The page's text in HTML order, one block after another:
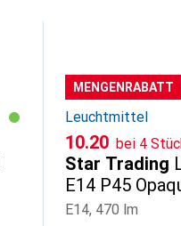
MENGENRABATT
Leuchtmittel
CHF
10.20 bei 4
Star Trading
E14 P45
E14, 470 lm